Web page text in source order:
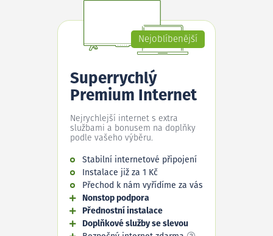
Nejoblíbenější
Superrychlý
Premium Internet
Nejrychlejší internet s extra
službami a bonusem na doplňky
podle vašeho výběru.
Stabilní internetové připojení
Instalace již za 1 Kč
Přechod k nám vyřídíme za vás
Nonstop podpora
Přednostní instalace
Doplňkové služby se slevou